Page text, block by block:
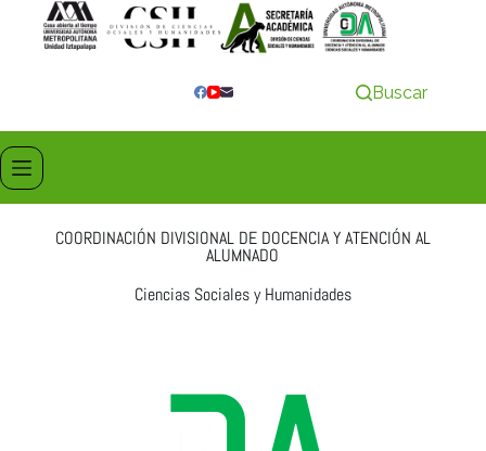
Buscar
COORDINACIÓN DIVISIONAL DE DOCENCIA Y ATENCIÓN AL
ALUMNADO
Ciencias Sociales y Humanidades